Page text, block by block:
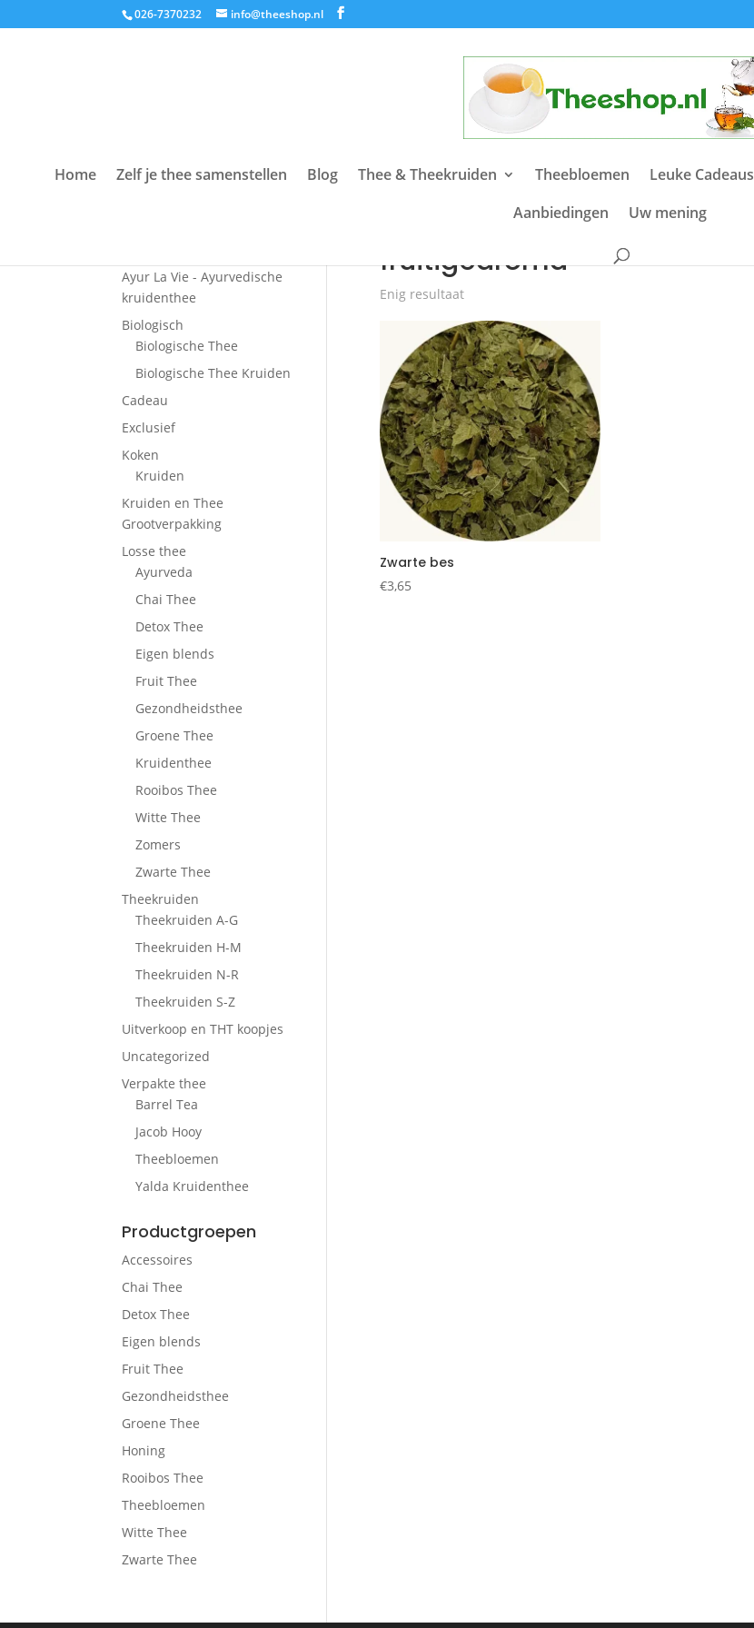
026-7370232 info@theeshop.nl
Home Zelf je thee samenstellen Blog Thee & Theekruiden Theebloemen Leuke Cadeaus
Aanbiedingen
Uw mening
/ Producten getagged “fruitigearoma”
fruitigearoma
Enig resultaat
Zwarte bes
€3,65
Ayur La Vie - Ayurvedische
kruidenthee
Biologisch
Biologische Thee
Biologische Thee Kruiden
Cadeau
Exclusief
Koken
Kruiden
Kruiden en Thee
Grootverpakking
Losse thee
Ayurveda
Chai Thee
Detox Thee
Eigen blends
Fruit Thee
Gezondheidsthee
Groene Thee
Kruidenthee
Rooibos Thee
Witte Thee
Zomers
Zwarte Thee
Theekruiden
Theekruiden A-G
Theekruiden H-M
Theekruiden N-R
Theekruiden S-Z
Uitverkoop en THT koopjes
Uncategorized
Verpakte thee
Barrel Tea
Jacob Hooy
Theebloemen
Yalda Kruidenthee
Productgroepen
Accessoires
Chai Thee
Detox Thee
Eigen blends
Fruit Thee
Gezondheidsthee
Groene Thee
Honing
Rooibos Thee
Theebloemen
Witte Thee
Zwarte Thee